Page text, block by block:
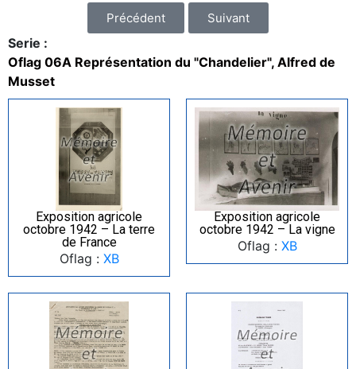
Précédent Suivant
Serie :
Oflag 06A Représentation du "Chandelier", Alfred de
Musset
Exposition agricole
octobre 1942 – La terre
de France
Oflag : XB
Exposition agricole
octobre 1942 – La vigne
Oflag : XB